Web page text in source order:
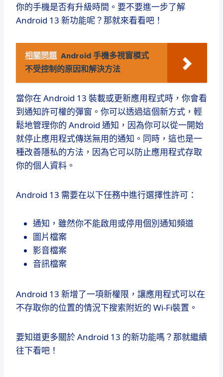
你的手機是否有升級時間。要不要進一步了解
Android 13 新功能呢？那就來看看吧！
相關問題 Android 手機多視窗模式
不受控制的原因和解決方法
當你在 Android 13 裝載或更新應用程式時，你會看
到通知許可權的彈窗。你可以透過這個新方式，輕
鬆地管理你的 Android 通知，因為你可以從一開始
就停止應用程式傳送無用的通知。同時，這也是一
種改善隱私的方法，因為它可以防止應用程式存取
你的個人資料。
Android 13 需要在以下任務中進行選擇性許可：
通知，雖然你不能啟用或停用個別通知頻道
圖片檔案
影音檔案
音訊檔案
Android 13 新增了一項新權限，讓應用程式可以在
不存取你的位置的情況下搜索附近的 Wi-Fi裝置。
要知道更多關於 Android 13 的新功能嗎？那就繼續
往下看吧！